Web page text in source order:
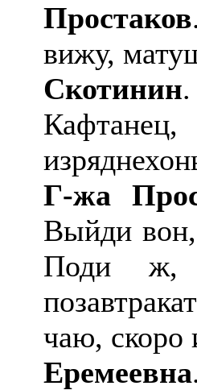
Простаков
вижу,
Скотинин
Г-жа
Выйди
Поди ж,
чаю, скоро
Еремеевна